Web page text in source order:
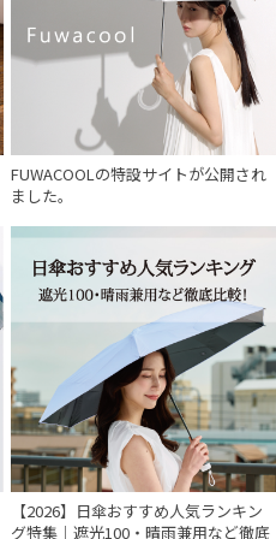
FUWACOOLの特設サイトが公開され
ました。
【2026】日傘おすすめ人気ランキン
グ特集｜遮光100・晴雨兼用など徹底